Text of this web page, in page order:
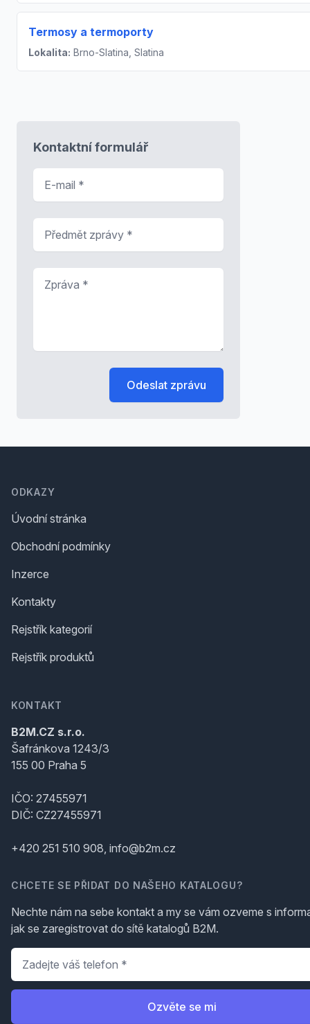
Termosy a termoporty
Lokalita: Brno-Slatina, Slatina
Kontaktní formulář
Odeslat zprávu
ODKAZY
Úvodní stránka
Obchodní podmínky
Inzerce
Kontakty
Rejstřík kategorií
Rejstřík produktů
KONTAKT
B2M.CZ s.r.o.
Šafránkova 1243/3
155 00 Praha 5
IČO: 27455971
DIČ: CZ27455971
+420 251 510 908, info@b2m.cz
CHCETE SE PŘIDAT DO NAŠEHO KATALOGU?
Nechte nám na sebe kontakt a my se vám ozveme s
jak se zaregistrovat do sítě katalogů B2M.
Telefon
Ozvěte se mi